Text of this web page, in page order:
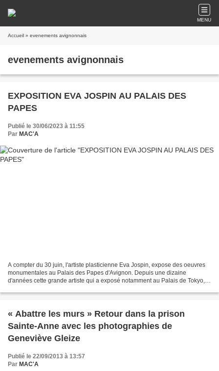
MENU
Accueil » evenements avignonnais
evenements avignonnais
EXPOSITION EVA JOSPIN AU PALAIS DES
PAPES
Publié le 30/06/2023 à 11:55
Par MAC'A
A compter du 30 juin, l'artiste plasticienne Eva Jospin, expose des oeuvres
monumentales au Palais des Papes d'Avignon. Depuis une dizaine
d'années cette grande artiste qui a exposé notamment au Palais de Tokyo,
« Abattre les murs » Retour dans la prison
Sainte-Anne avec les photographies de
Geneviève Gleize
Publié le 22/09/2013 à 13:57
Par MAC'A